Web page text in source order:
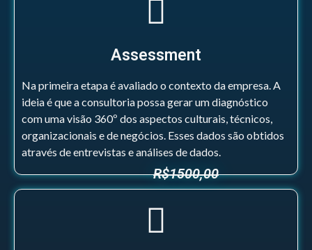
Assessment
Na primeira etapa é avaliado o contexto da empresa. A
ideia é que a consultoria possa gerar um diagnóstico
com uma visão 360º dos aspectos culturais, técnicos,
organizacionais e de negócios. Esses dados são obtidos
através de entrevistas e análises de dados.
R$1500,00